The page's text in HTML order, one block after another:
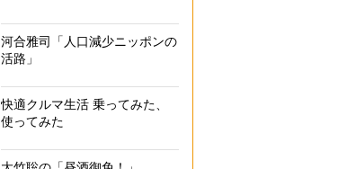
河合雅司「人口減少ニッポンの
活路」
快適クルマ生活 乗ってみた、
使ってみた